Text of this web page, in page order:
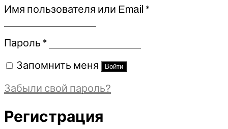
Имя пользователя или Email *Обязательно
Пароль *Обязательно
Запомнить меня Войти
Забыли свой пароль?
Регистрация